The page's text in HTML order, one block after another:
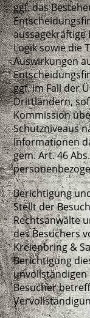
ggf. das
Logik sowie die
Auswirkungen
ggf. im Fall der
Drittländern,
Kommission
Schutzniveaus
Informationen
gem. Art. 46
Berichtigung
Stellt der
Rechtsanwälte
des Besuchers
Kreienbring &
Berichtigung
unvollständigen
Besucher